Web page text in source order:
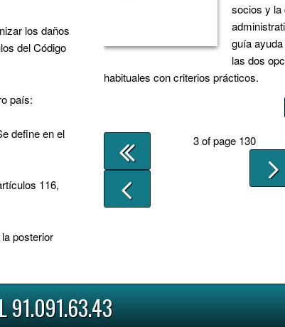
los daños
del Código
país:
define en el
116,
posterior
socios y la
guía
las dos
habituales con criterios prácticos.
3 of page 130
91.091.63.43